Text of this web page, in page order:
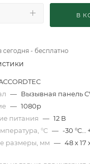
В
- бесплатно
— Вызывная панель
— 1080p
питания — 12 В
°С — -30 °С…
размеры, мм — 48 х 17